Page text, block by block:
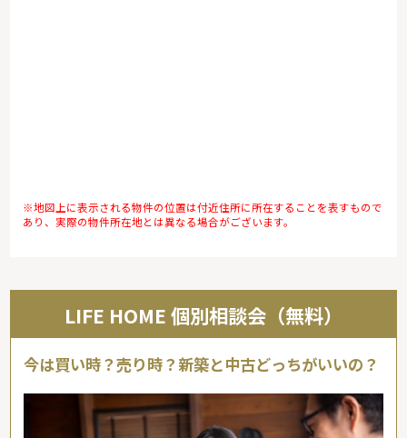
※地図上に表示される物件の位置は付近住所に所在することを表すもので
あり、実際の物件所在地とは異なる場合がございます。
LIFE HOME 個別相談会（無料）
今は買い時？売り時？新築と中古どっちがいいの？